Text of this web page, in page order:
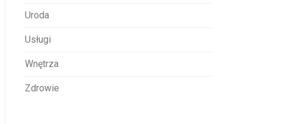
Uroda
Usługi
Wnętrza
Zdrowie